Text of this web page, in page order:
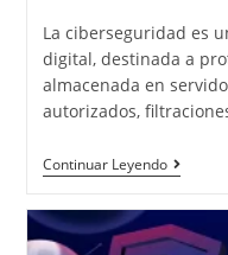
La ciberseguridad es
digital, destinada a
almacenada en
autorizados,
Continuar Leyendo